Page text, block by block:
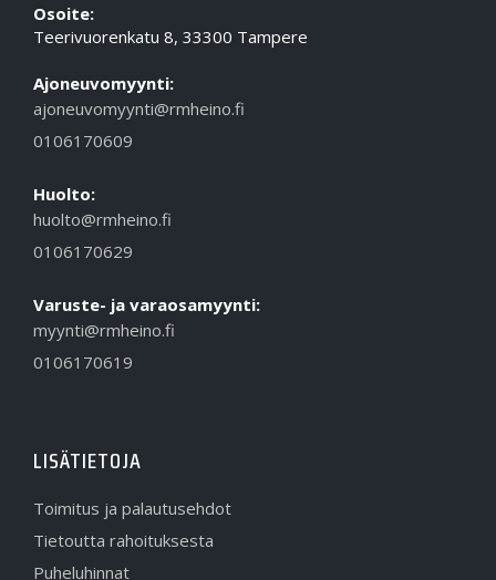
Osoite:
Teerivuorenkatu 8, 33300 Tampere
Ajoneuvomyynti:
ajoneuvomyynti@rmheino.fi
0106170609
Huolto:
huolto@rmheino.fi
0106170629
Varuste- ja varaosamyynti:
myynti@rmheino.fi
0106170619
LISÄTIETOJA
Toimitus ja palautusehdot
Tietoutta rahoituksesta
Puheluhinnat